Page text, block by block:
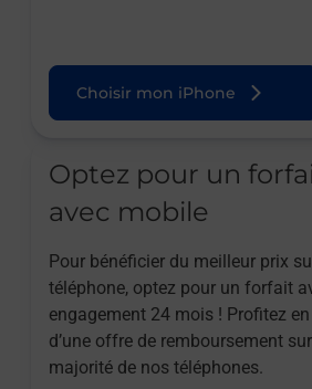
Choisir mon iPhone
Optez pour un
avec mobile
Pour bénéficier du meilleur prix
téléphone, optez pour un forfait
engagement 24 mois ! Profitez
d’une offre de remboursement
majorité de nos téléphones.